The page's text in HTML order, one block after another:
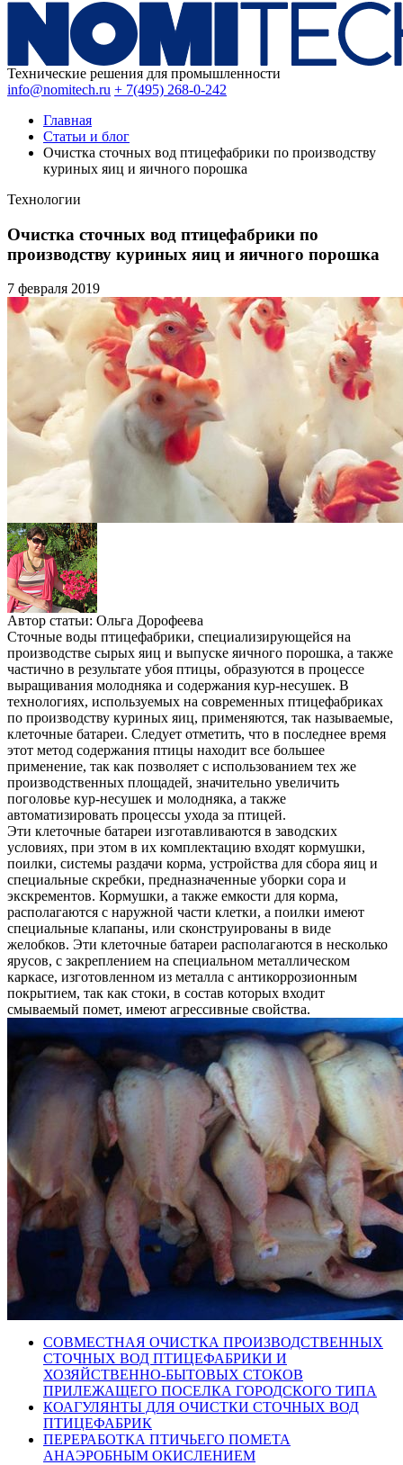
Технические решения для промышленности
info@nomitech.ru + 7(495) 268-0-242
Главная
Статьи и блог
Очистка сточных вод птицефабрики по производству
куриных яиц и яичного порошка
Технологии
Очистка сточных вод птицефабрики по
производству куриных яиц и яичного порошка
7 февраля 2019
Автор статьи: Ольга Дорофеева
Сточные воды птицефабрики, специализирующейся на
производстве сырых яиц и выпуске яичного порошка, а также
частично в результате убоя птицы, образуются в процессе
выращивания молодняка и содержания кур-несушек. В
технологиях, используемых на современных птицефабриках
по производству куриных яиц, применяются, так называемые,
клеточные батареи. Следует отметить, что в последнее время
этот метод содержания птицы находит все большее
применение, так как позволяет с использованием тех же
производственных площадей, значительно увеличить
поголовье кур-несушек и молодняка, а также
автоматизировать процессы ухода за птицей.
Эти клеточные батареи изготавливаются в заводских
условиях, при этом в их комплектацию входят кормушки,
поилки, системы раздачи корма, устройства для сбора яиц и
специальные скребки, предназначенные уборки сора и
экскрементов. Кормушки, а также емкости для корма,
располагаются с наружной части клетки, а поилки имеют
специальные клапаны, или сконструированы в виде
желобков. Эти клеточные батареи располагаются в несколько
ярусов, с закреплением на специальном металлическом
каркасе, изготовленном из металла с антикоррозионным
покрытием, так как стоки, в состав которых входит
смываемый помет, имеют агрессивные свойства.
СОВМЕСТНАЯ ОЧИСТКА ПРОИЗВОДСТВЕННЫХ
СТОЧНЫХ ВОД ПТИЦЕФАБРИКИ И
ХОЗЯЙСТВЕННО-БЫТОВЫХ СТОКОВ
ПРИЛЕЖАЩЕГО ПОСЕЛКА ГОРОДСКОГО ТИПА
КОАГУЛЯНТЫ ДЛЯ ОЧИСТКИ СТОЧНЫХ ВОД
ПТИЦЕФАБРИК
ПЕРЕРАБОТКА ПТИЧЬЕГО ПОМЕТА
АНАЭРОБНЫМ ОКИСЛЕНИЕМ